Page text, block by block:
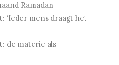
Ramadan
‘Ieder mens draagt het
de materie als